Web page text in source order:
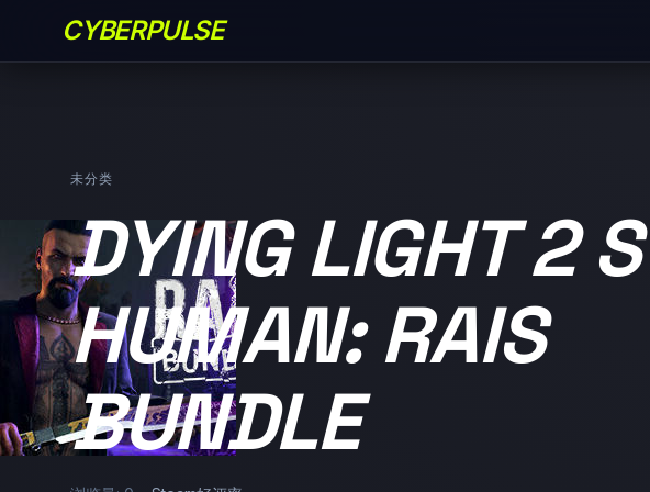
CYBERPULSE
未分类
DYING LIGHT 2
HUMAN: RAIS
BUNDLE